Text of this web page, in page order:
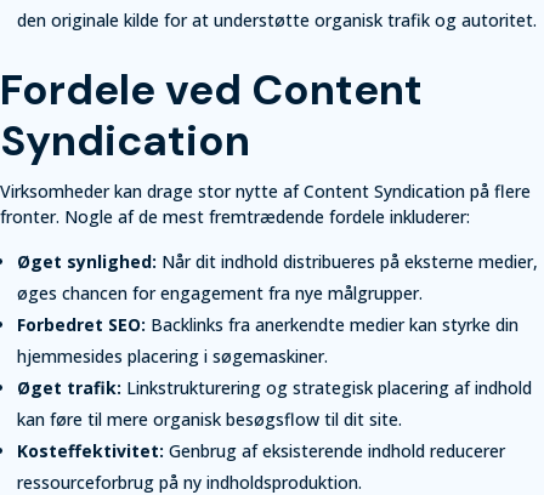
den originale kilde for at understøtte organisk trafik og autoritet.
Fordele ved Content
Syndication
Virksomheder kan drage stor nytte af Content Syndication på flere
fronter. Nogle af de mest fremtrædende fordele inkluderer:
Øget synlighed: Når dit indhold distribueres på eksterne medier,
øges chancen for engagement fra nye målgrupper.
Forbedret SEO: Backlinks fra anerkendte medier kan styrke din
hjemmesides placering i søgemaskiner.
Øget trafik: Linkstrukturering og strategisk placering af indhold
kan føre til mere organisk besøgsflow til dit site.
Kosteffektivitet: Genbrug af eksisterende indhold reducerer
ressourceforbrug på ny indholdsproduktion.